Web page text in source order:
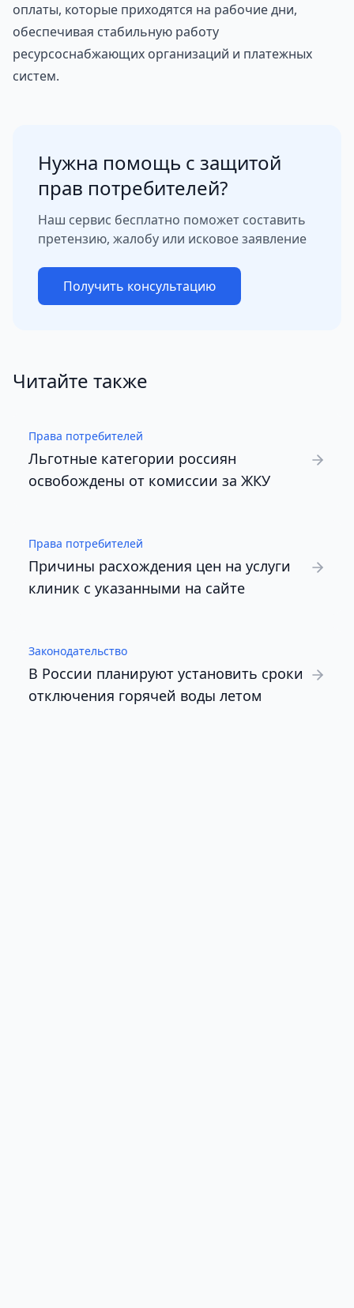
оплаты, которые приходятся на рабочие дни,
обеспечивая стабильную работу
ресурсоснабжающих организаций и платежных
систем.
Нужна помощь с защитой
прав потребителей?
Наш сервис бесплатно поможет составить
претензию, жалобу или исковое заявление
Получить консультацию
Читайте также
Права потребителей
Льготные категории россиян
освобождены от комиссии за ЖКУ
Права потребителей
Причины расхождения цен на услуги
клиник с указанными на сайте
Законодательство
В России планируют установить сроки
отключения горячей воды летом